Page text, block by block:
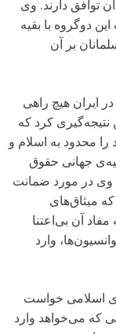
توافق دارند. وی
دوگروه با بقیه
بر آن
ایران هیچ راهی
کرد که
را محدود به اسلام و
جهانی حقوق
وی در مورد ضمانت
میثاق‌های
آن بی‌اعتنا
وارد
اسلامی خواست
که می‌خواهد وارد